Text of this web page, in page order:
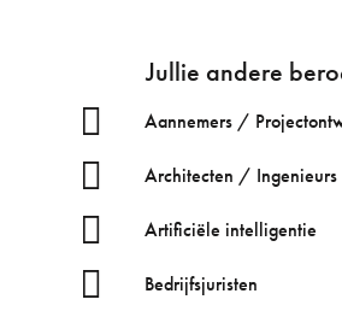
Jullie andere
Aannemers /
Architecten / Ingenieurs
Artificiële intelligentie
Bedrijfsjuristen